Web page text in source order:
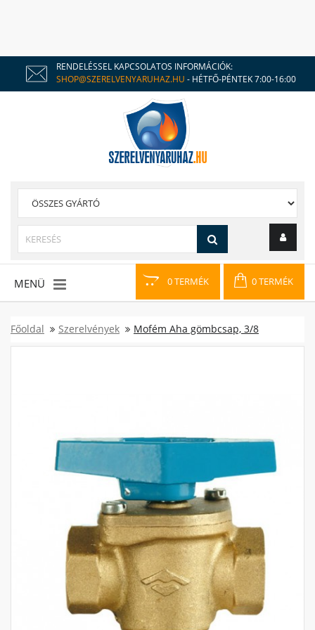
RENDELÉSSEL KAPCSOLATOS INFORMÁCIÓK:
SHOP@SZERELVENYARUHAZ.HU - HÉTFŐ-PÉNTEK 7:00-16:00
0 TERMÉK 0 TERMÉK
MENÜ
Főoldal Szerelvények Mofém Aha gömbcsap, 3/8